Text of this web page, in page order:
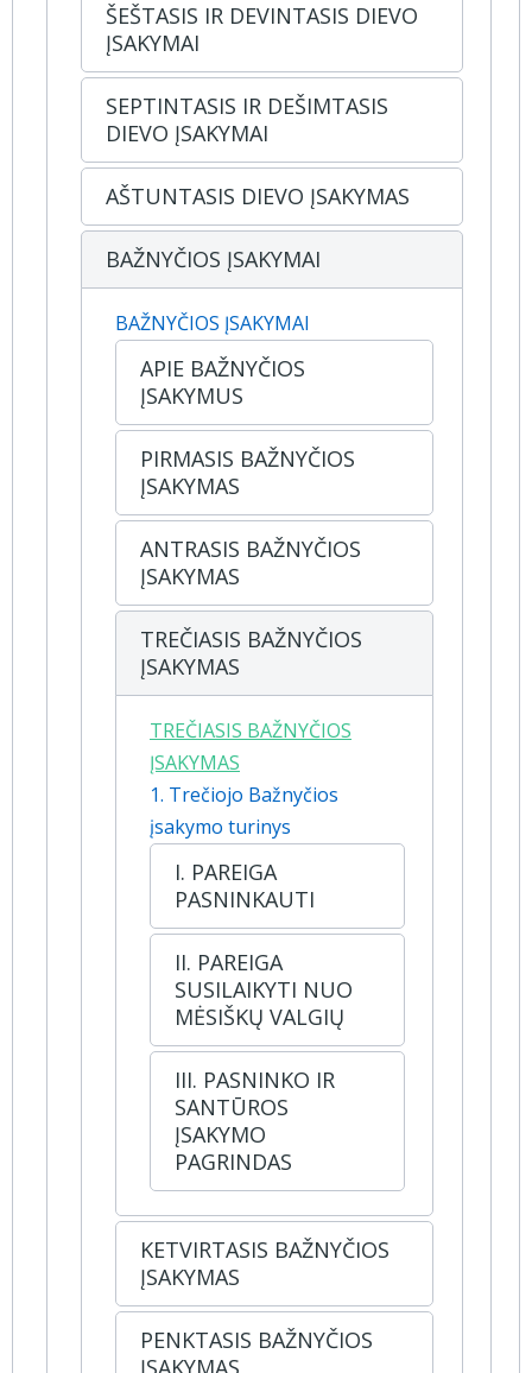
ŠEŠTASIS IR DEVINTASIS DIEVO
ĮSAKYMAI
SEPTINTASIS IR DEŠIMTASIS
DIEVO ĮSAKYMAI
AŠTUNTASIS DIEVO ĮSAKYMAS
BAŽNYČIOS ĮSAKYMAI
BAŽNYČIOS ĮSAKYMAI
APIE BAŽNYČIOS
ĮSAKYMUS
PIRMASIS BAŽNYČIOS
ĮSAKYMAS
ANTRASIS BAŽNYČIOS
ĮSAKYMAS
TREČIASIS BAŽNYČIOS
ĮSAKYMAS
TREČIASIS BAŽNYČIOS
ĮSAKYMAS
1. Trečiojo Bažnyčios
įsakymo turinys
I. PAREIGA
PASNINKAUTI
II. PAREIGA
SUSILAIKYTI NUO
MĖSIŠKŲ VALGIŲ
III. PASNINKO IR
SANTŪROS
ĮSAKYMO
PAGRINDAS
KETVIRTASIS BAŽNYČIOS
ĮSAKYMAS
PENKTASIS BAŽNYČIOS